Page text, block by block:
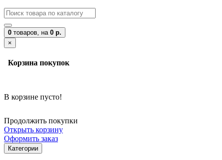
0 товаров, на 0 р.
×
Корзина покупок
В корзине пусто!
Продолжить покупки
Открыть корзину
Оформить заказ
Категории